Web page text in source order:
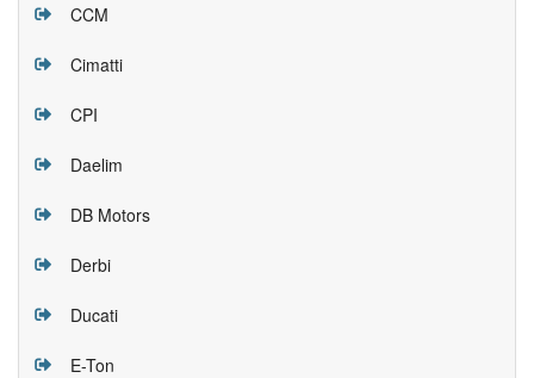
CCM
Cimatti
CPI
Daelim
DB Motors
Derbi
Ducati
E-Ton